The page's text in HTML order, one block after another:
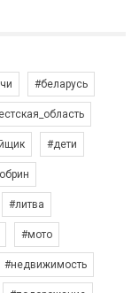
#беларусь
#дети
#литва
#мото
#недвижимость